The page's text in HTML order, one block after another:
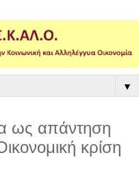
▼
ως απάντηση
κρίση